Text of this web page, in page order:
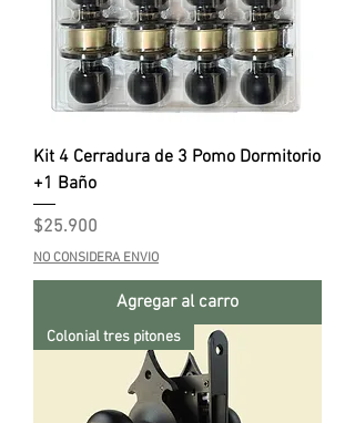
Kit 4 Cerradura de 3 Pomo Dormitorio
+1 Baño
Precio
$25.900
NO CONSIDERA ENVIO
Agregar al carro
Colonial tres pitones